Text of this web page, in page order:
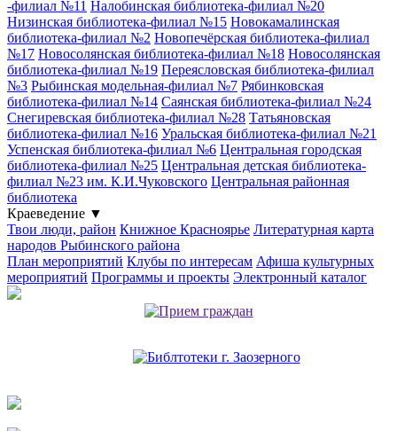
-филиал №11 Налобинская библиотека-филиал №20
Низинская библиотека-филиал №15 Новокамалинская
библиотека-филиал №2 Новопечёрская библиотека-филиал
№17 Новосолянская библиотека-филиал №18 Новосолянская
библиотека-филиал №19 Переясловская библиотека-филиал
№3 Рыбинская модельная-филиал №7 Рябинковская
библиотека-филиал №14 Саянская библиотека-филиал №24
Снегиревская библиотека-филиал №28 Татьяновская
библиотека-филиал №16 Уральская библиотека-филиал №21
Успенская библиотека-филиал №6 Центральная городская
библиотека-филиал №25 Центральная детская библиотека-
филиал №23 им. К.И.Чуковского Центральная районная
библиотека
Краеведение ▼
Твои люди, район Книжное Красноярье Литературная карта
народов Рыбинского района
План мероприятий Клубы по интересам Афиша культурных
мероприятий Программы и проекты Электронный каталог